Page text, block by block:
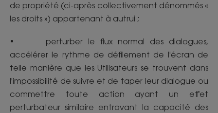
de propriété (ci-après collectivement dénommés «
les droits ») appartenant à autrui ;
• perturber le flux normal des dialogues,
accélérer le rythme de défilement de l'écran de
telle manière que les Utilisateurs se trouvent dans
l'impossibilité de suivre et de taper leur dialogue ou
commettre toute action ayant un effet
perturbateur similaire entravant la capacité des